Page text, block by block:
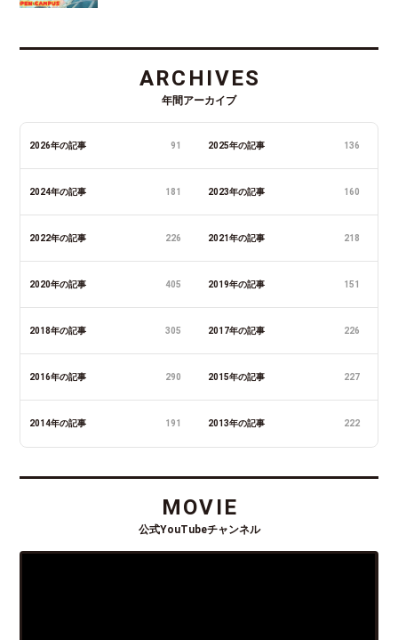
ARCHIVES
年間アーカイブ
2026年の記事 91 2025年の記事 136
2024年の記事 181 2023年の記事 160
2022年の記事 226 2021年の記事 218
2020年の記事 405 2019年の記事 151
2018年の記事 305 2017年の記事 226
2016年の記事 290 2015年の記事 227
2014年の記事 191 2013年の記事 222
MOVIE
公式YouTubeチャンネル